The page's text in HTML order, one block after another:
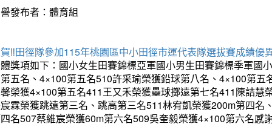
發布者：體育組
‼️田徑隊參加115年桃園區中小田徑市運代表隊選拔賽成績優
獎項如下：國小女生田賽錦標亞軍國小男生田賽錦標季軍國
五名、4×100第五名510許采瑜榮獲鉛球第八名、4×100第
榮獲4×100第五名411王又禾榮獲壘球擲遠第七名411陳詰
霖榮獲跳遠第三名、跳高第三名511林宥凱榮獲200m第四
名507蔡維宸榮獲60m第六名509吳奎毅榮獲4×100第六名